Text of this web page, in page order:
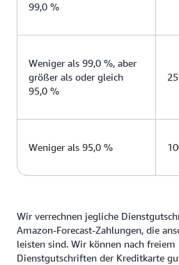
99,0 %
Weniger als 99,0 %, aber
größer als oder gleich
95,0 %
Weniger als 95,0 %
Wir verrechnen jegliche
Amazon-Forecast-Zahlungen, die
leisten sind. Wir können nach freiem
Dienstgutschriften der Kreditkarte